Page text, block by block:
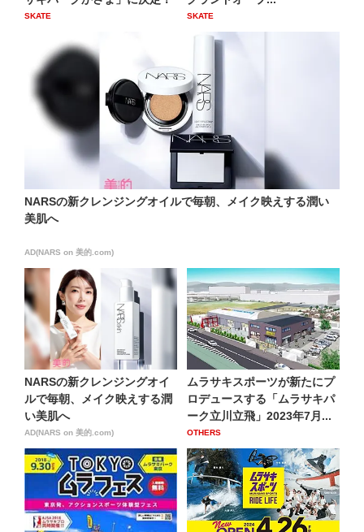
SKATE SKATE
NARSの新クレンジングオイルで毎朝、メイク映えする潤い
美肌へ
AD(NARS on 美的.com)
NARSの新クレンジングオイ
ルで毎朝、メイク映えする潤
い美肌へ
AD(NARS on 美的.com)
ムラサキスポーツが新たにプ
ロデュースする「ムラサキパ
ーク立川立飛」2023年7月...
OTHERS